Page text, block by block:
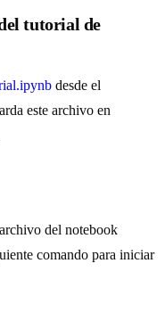
tutorial de
desde el
este archivo en
del notebook
comando para iniciar